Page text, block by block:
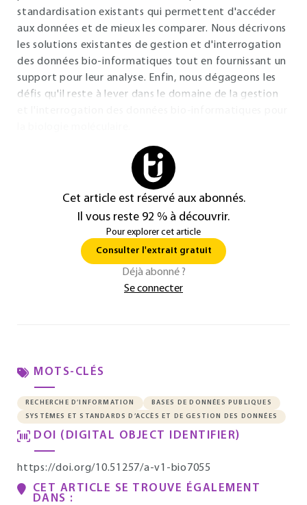
standardisation existants qui permettent d'accéder
aux données et de mieux les comparer. Nous décrivons
les solutions existantes de gestion et d'interrogation
des données bio-informatiques tout en fournissant un
support pour leur analyse. Enfin, nous dégageons les
défis qu'il reste à lever dans le domaine de la gestion
Cet article est réservé aux abonnés.
Il vous reste 92 % à découvrir.
Pour explorer cet article
Consulter l'extrait gratuit
Déjà abonné ?
Se connecter
MOTS-CLÉS
RECHERCHE D’INFORMATION
BASES DE DONNÉES PUBLIQUES
SYSTÈMES ET STANDARDS D’ACCÈS ET DE GESTION DES DONNÉES
DOI (DIGITAL OBJECT IDENTIFIER)
https://doi.org/10.51257/a-v1-bio7055
CET ARTICLE SE TROUVE ÉGALEMENT
DANS :